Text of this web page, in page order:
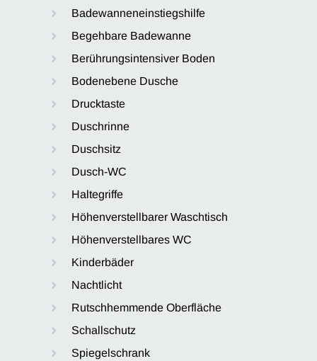
Badewanneneinstiegshilfe
Begehbare Badewanne
Berührungsintensiver Boden
Bodenebene Dusche
Drucktaste
Duschrinne
Duschsitz
Dusch-WC
Haltegriffe
Höhenverstellbarer Waschtisch
Höhenverstellbares WC
Kinderbäder
Nachtlicht
Rutschhemmende Oberfläche
Schallschutz
Spiegelschrank